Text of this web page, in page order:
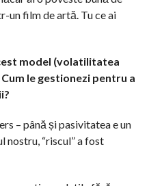
un film de artă. Tu ce ai
model (volatilitatea
le gestionezi pentru a
– până și pasivitatea e un
nostru, “riscul” a fost